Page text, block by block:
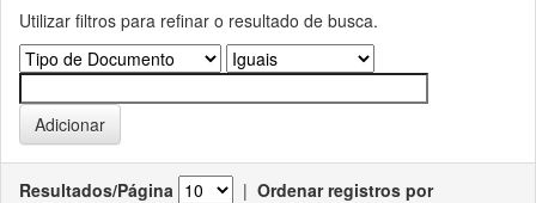
Utilizar filtros para refinar o resultado de busca.
Resultados/Página | Ordenar registros por